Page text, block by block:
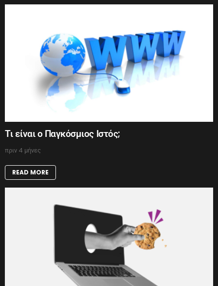
Τι είναι ο Παγκόσμιος Ιστός;
πριν 4 μήνες
READ MORE